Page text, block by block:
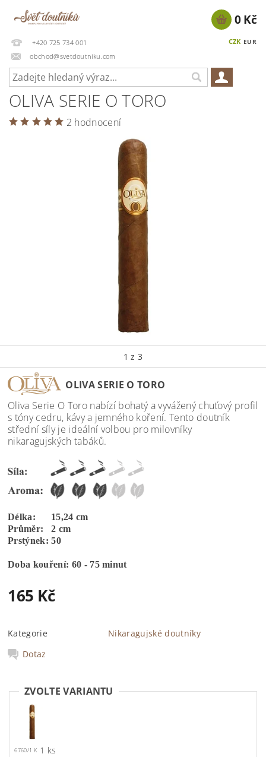
+420 725 734 001
obchod@svetdoutniku.com
CZK EUR
0 Kč
OLIVA SERIE O TORO
2 hodnocení
1 z 3
OLIVA SERIE O TORO
Oliva Serie O Toro nabízí bohatý a vyvážený chuťový profil
s tóny cedru, kávy a jemného koření. Tento doutník
střední síly je ideální volbou pro milovníky
nikaragujských tabáků.
Délka: 15,24 cm
Průměr: 2 cm
Prstýnek: 50
Doba kouření: 60 - 75 minut
165 Kč
Kategorie
Nikaragujské doutníky
Dotaz
ZVOLTE VARIANTU
6760/1 K 1 ks